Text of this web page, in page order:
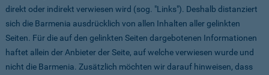
direkt oder indirekt verwiesen wird (sog. "Links"). Deshalb distanziert
sich die Barmenia ausdrücklich von allen Inhalten aller gelinkten
Seiten. Für die auf den gelinkten Seiten dargebotenen Informationen
haftet allein der Anbieter der Seite, auf welche verwiesen wurde und
nicht die Barmenia. Zusätzlich möchten wir darauf hinweisen, dass